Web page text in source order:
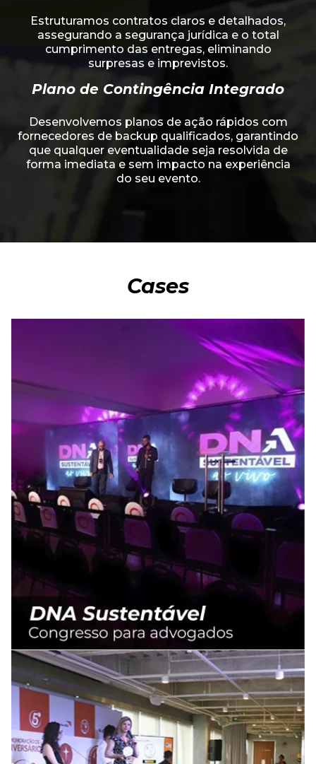
Estruturamos contratos claros e detalhados,
assegurando a segurança jurídica e o total
cumprimento das entregas, eliminando
surpresas e imprevistos.
Plano de Contingência Integrado
Desenvolvemos planos de ação rápidos com
fornecedores de backup qualificados, garantindo
que qualquer eventualidade seja resolvida de
forma imediata e sem impacto na experiência
do seu evento.
Cases